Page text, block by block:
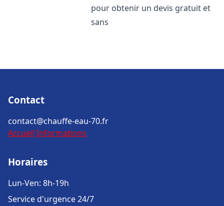
pour obtenir un devis gratuit et
sans
Contact
contact@chauffe-eau-70.fr
Accueil Informations
Horaires
Lun-Ven: 8h-19h
Service d'urgence 24/7